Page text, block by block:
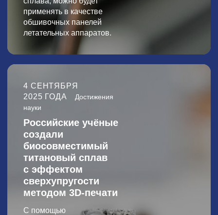
применять в качестве
обшивочных панелей
летательных аппаратов.
4 СЕНТЯБРЯ
2025 ГОДА
Достижения
науки
Российские учёные
создали
биосовместимый
титановый сплав
с эффектом
сверхупругости
методом 3D-печати
С помощью